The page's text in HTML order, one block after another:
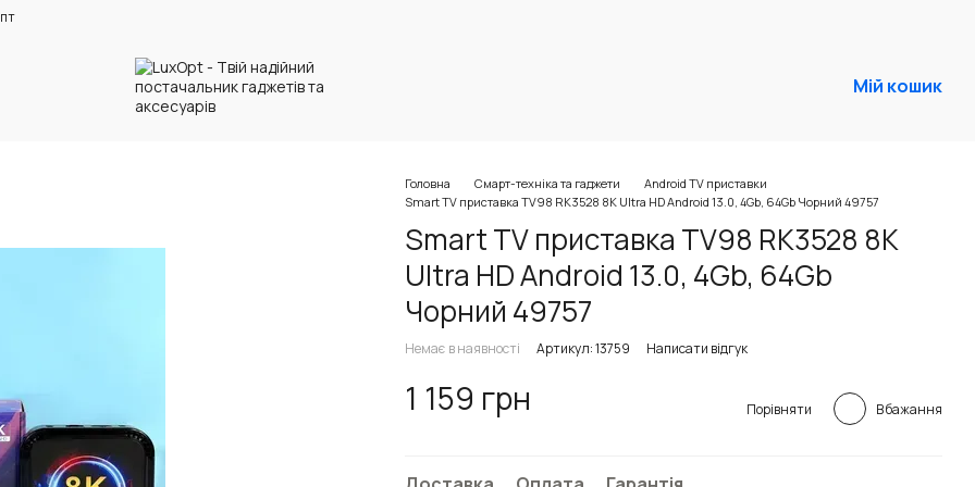
Мій кошик
Головна Смарт-техніка та гаджети
Android TV приставки
Smart TV приставка TV98 RK3528 8K Ultra HD Android 13.0, 4Gb, 64Gb Чорний 49757
Smart TV приставка TV98 RK3528 8K
Ultra HD Android 13.0, 4Gb, 64Gb
Чорний 49757
Немає в наявності Артикул: 13759 Написати відгук
1 159 грн Порівняти В бажання